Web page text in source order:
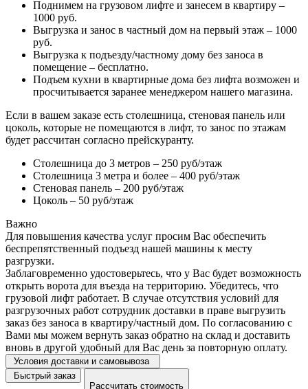
Поднимем на грузовом лифте и занесем в квартиру –
1000 руб.
Выгрузка и занос в частный дом на первый этаж – 1000
руб.
Выгрузка к подъезду/частному дому без заноса в
помещение – бесплатно.
Подъем кухни в квартирные дома без лифта возможен и
просчитывается заранее менеджером нашего магазина.
Если в вашем заказе есть столешница, стеновая панель или
цоколь, которые не помещаются в лифт, то занос по этажам
будет рассчитан согласно прейскуранту.
Столешница до 3 метров – 250 руб/этаж
Столешница 3 метра и более – 400 руб/этаж
Стеновая панель – 200 руб/этаж
Цоколь – 50 руб/этаж
Важно
Для повышения качества услуг просим Вас обеспечить
беспрепятственный подъезд нашей машины к месту
разгрузки.
Заблаговременно удостоверьтесь, что у Вас будет возможность
открыть ворота для въезда на территорию. Убедитесь, что
грузовой лифт работает. В случае отсутствия условий для
разгрузочных работ сотрудник доставки в праве выгрузить
заказ без заноса в квартиру/частный дом. По согласованию с
Вами мы можем вернуть заказ обратно на склад и доставить
вновь в другой удобный для Вас день за повторную оплату.
Условия доставки и самовывоза
Быстрый заказ
Рассчитать стоимость